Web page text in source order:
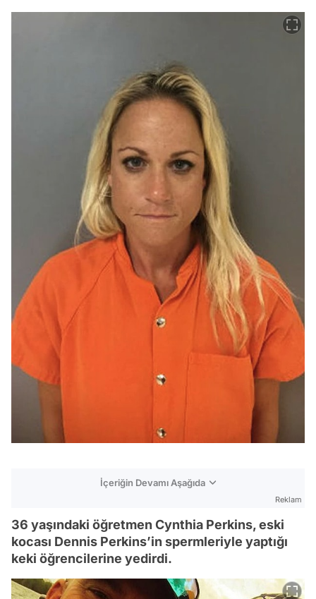
İçeriğin Devamı Aşağıda
Reklam
36 yaşındaki öğretmen Cynthia Perkins, eski
kocası Dennis Perkins’in spermleriyle yaptığı
keki öğrencilerine yedirdi.